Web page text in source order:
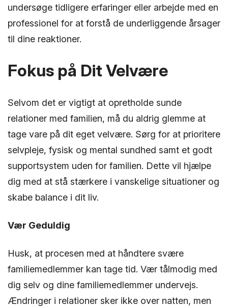
undersøge tidligere erfaringer eller arbejde med en
professionel for at forstå de underliggende årsager
til dine reaktioner.
Fokus på Dit Velvære
Selvom det er vigtigt at opretholde sunde
relationer med familien, må du aldrig glemme at
tage vare på dit eget velvære. Sørg for at prioritere
selvpleje, fysisk og mental sundhed samt et godt
supportsystem uden for familien. Dette vil hjælpe
dig med at stå stærkere i vanskelige situationer og
skabe balance i dit liv.
Vær Geduldig
Husk, at procesen med at håndtere svære
familiemedlemmer kan tage tid. Vær tålmodig med
dig selv og dine familiemedlemmer undervejs.
Ændringer i relationer sker ikke over natten, men